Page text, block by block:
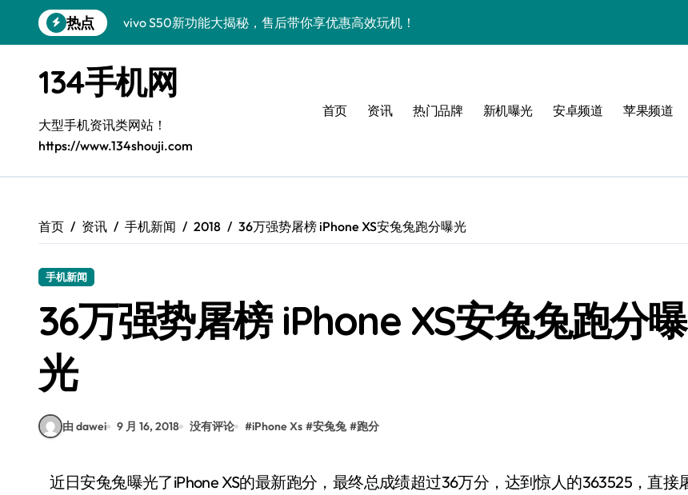
到
热点
vivo S50新功能大揭秘，售后带你享优惠高效玩机！
vivo S50 Pro mini小巧机身，售后保障助您随时畅览资讯
小米17 Pro新资讯来袭！售后员揭秘超实用功能亮点
售后员揭秘：三星Z Fold7新亮点，手机管家功能大升级！
S25 Ultra颜值炸裂！定制主题潮翻全场
Galaxy S26+颜值爆升秘诀大公开
三星Galaxy Z TriFold三折叠，售后护航畅享未来屏界新体验！
134手机网
大型手机资讯类网站！
https://www.134shouji.com
首页 资讯 热门品牌 新机曝光 安卓频道 苹果频道
首页 资讯 手机新闻 2018 36万强势屠榜 iPhone XS安兔兔跑分曝光
手机新闻
36万强势屠榜 iPhone XS安兔兔跑分曝
光
由 dawei 9 月 16, 2018 没有评论 #iPhone Xs #安兔兔 #跑分
近日安兔兔曝光了iPhone XS的最新跑分，最终总成绩超过36万分，达到惊人的363525，直接屠